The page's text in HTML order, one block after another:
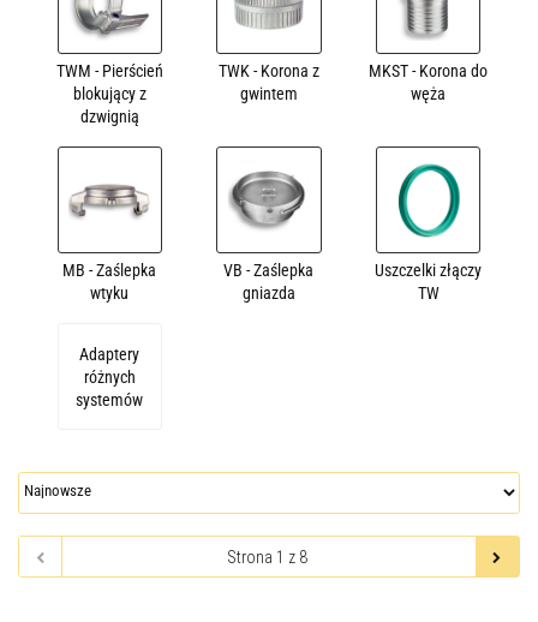
TWM - Pierścień
blokujący z
dzwignią
TWK - Korona z
gwintem
MKST - Korona do
węża
MB - Zaślepka
wtyku
VB - Zaślepka
gniazda
Uszczelki złączy
TW
Adaptery
różnych
systemów